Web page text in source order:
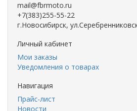
mail@fbrmoto.ru
+7(383)255-55-22
г.Новосибирск,
Личный кабинет
Мои заказы
Уведомления о товарах
Навигация
Прайс-лист
Новости